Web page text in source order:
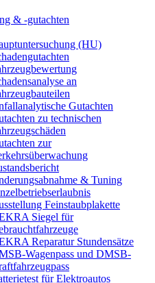
& -gutachten
(HU)
an
Gutachten
zu technischen
zur
& Tuning
Feinstaubplakette
Siegel für
Reparatur Stundensätze
Wagenpass und DMSB-
für Elektroautos